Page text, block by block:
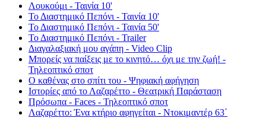
Λουκούμι - Ταινία 10'
Το Διαστημικό Πεπόνι - Ταινία 10'
Το Διαστημικό Πεπόνι - Ταινία 50'
Το Διαστημικό Πεπόνι - Trailer
Διαγαλαξιακή μου αγάπη - Video Clip
Μπορείς να παίξεις με το κινητό… όχι με την ζωή! -
Τηλεοπτικό σποτ
Ο καθένας στο σπίτι του - Ψηφιακή αφήγηση
Ιστορίες από το Λαζαρέττο - Θεατρική Παράσταση
Πρόσωπα - Faces - Τηλεοπτικό σποτ
Λαζαρέττο: Ένα κτήριο αφηγείται - Ντοκιμαντέρ 63΄